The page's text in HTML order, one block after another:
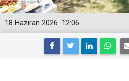
12:06
18 Haziran 2026